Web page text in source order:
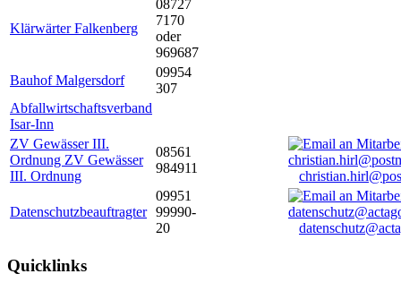
Klärwärter Falkenberg
08727
7170
oder
969687
Bauhof Malgersdorf
09954
307
Abfallwirtschaftsverband
Isar-Inn
ZV Gewässer III.
Ordnung ZV Gewässer
III. Ordnung
08561
984911
Datenschutzbeauftragter
09951
99990-
20
Quicklinks